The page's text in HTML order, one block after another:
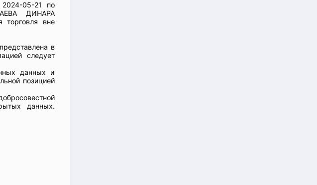
2024-05-21 по
ДИНАРА
вне
в
следует
данных и
позицией
данных.